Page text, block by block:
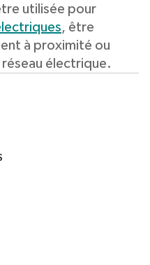
utilisée pour
, être
à proximité ou
électrique.